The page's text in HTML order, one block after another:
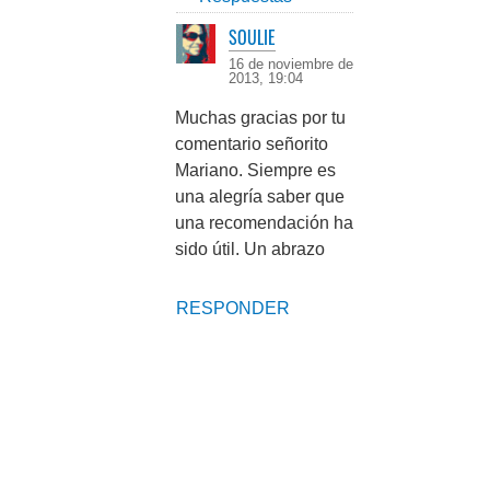
SOULIE
16 de noviembre de
2013, 19:04
Muchas gracias por tu
comentario señorito
Mariano. Siempre es
una alegría saber que
una recomendación ha
sido útil. Un abrazo
RESPONDER